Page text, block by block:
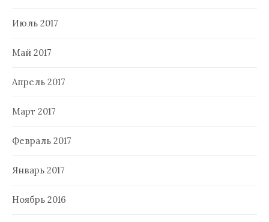
Июль 2017
Май 2017
Апрель 2017
Март 2017
Февраль 2017
Январь 2017
Ноябрь 2016